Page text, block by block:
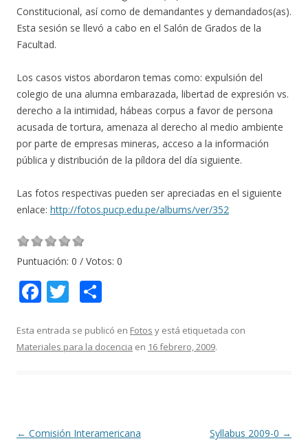
Constitucional, así como de demandantes y demandados(as).
Esta sesión se llevó a cabo en el Salón de Grados de la
Facultad.
Los casos vistos abordaron temas como: expulsión del
colegio de una alumna embarazada, libertad de expresión vs.
derecho a la intimidad, hábeas corpus a favor de persona
acusada de tortura, amenaza al derecho al medio ambiente
por parte de empresas mineras, acceso a la información
pública y distribución de la píldora del día siguiente.
Las fotos respectivas pueden ser apreciadas en el siguiente
enlace: http://fotos.pucp.edu.pe/albums/ver/352
Puntuación: 0 / Votos: 0
F
e
b
k
T
itt
er
m
p
r
Esta entrada se publicó en Fotos y está etiquetada con
Materiales para la docencia en 16 febrero, 2009.
Navegación
← Comisión Interamericana
Syllabus 2009-0 →